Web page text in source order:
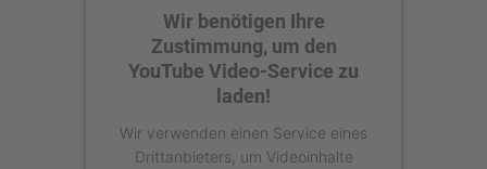
Wir benötigen Ihre
Zustimmung, um den
YouTube Video-Service zu
laden!
Wir verwenden einen Service eines
Drittanbieters, um Videoinhalte